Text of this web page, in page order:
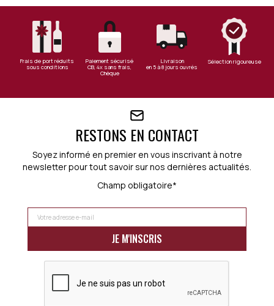
Frais de port réduits
sous conditions
Paiement sécurisé
CB, 4x sans frais,
Chèque
Livraison
en 5 à 8 jours ouvrés
Sélection rigoureuse
RESTONS EN CONTACT
Soyez informé en premier en vous inscrivant à notre
newsletter pour tout savoir sur nos dernières actualités.
Champ obligatoire*